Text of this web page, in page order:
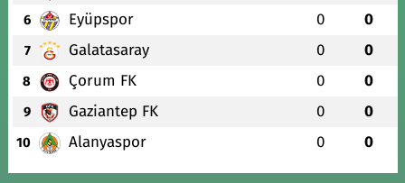
6 Eyüpspor 0 0
7 Galatasaray 0 0
8 Çorum FK 0 0
9 Gaziantep FK 0 0
10 Alanyaspor 0 0